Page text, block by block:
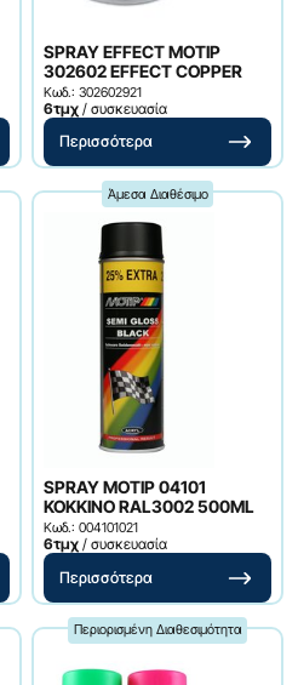
SPRAY EFFECT MOTIP
302602 EFFECT COPPER
Κωδ.: 302602921
6τμχ / συσκευασία
Περισσότερα
Άμεσα Διαθέσιμο
SPRAY ΜΟΤΙΡ 04101
ΚΟΚΚΙΝΟ RAL3002 500ML
Κωδ.: 004101021
6τμχ / συσκευασία
Περισσότερα
Περιορισμένη Διαθεσιμότητα